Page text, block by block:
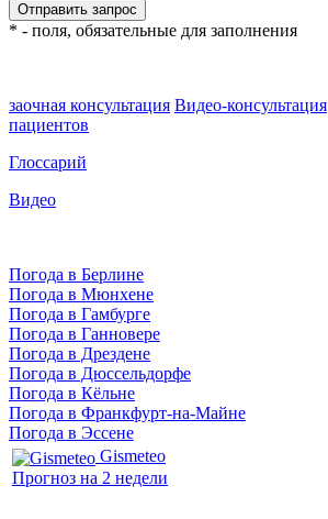
* - поля, обязательные для заполнения
заочная консультация Видео-консультация
пациентов
Глоссарий
Видео
Погода в Берлине
Погода в Мюнхене
Погода в Гамбурге
Погода в Ганновере
Погода в Дрездене
Погода в Дюссельдорфе
Погода в Кёльне
Погода в Франкфурт-на-Майне
Погода в Эссене
Gismeteo
Прогноз на 2 недели